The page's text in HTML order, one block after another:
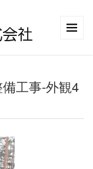
工事-外観4